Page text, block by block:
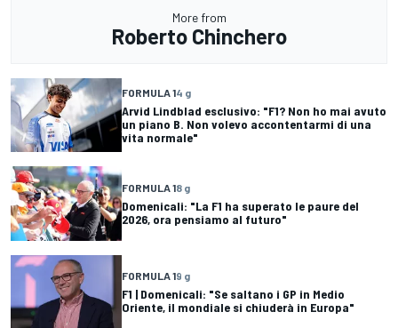
More from
Roberto Chinchero
FORMULA 14 g
Arvid Lindblad esclusivo: "F1? Non ho mai avuto
un piano B. Non volevo accontentarmi di una
vita normale"
FORMULA 18 g
Domenicali: "La F1 ha superato le paure del
2026, ora pensiamo al futuro"
FORMULA 19 g
F1 | Domenicali: "Se saltano i GP in Medio
Oriente, il mondiale si chiuderà in Europa"